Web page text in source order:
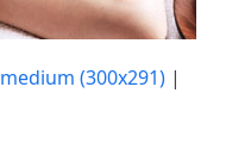
medium (300x291) |